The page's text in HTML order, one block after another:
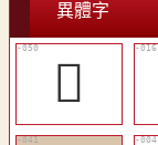
異體字
󵫢